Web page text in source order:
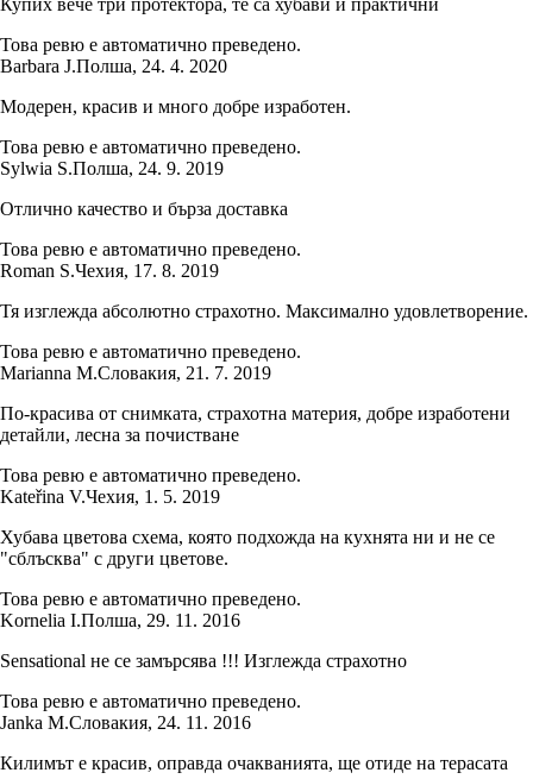
Купих вече три протектора, те са хубави и практични
Това ревю е автоматично преведено.
Barbara J.Полша, 24. 4. 2020
Модерен, красив и много добре изработен.
Това ревю е автоматично преведено.
Sylwia S.Полша, 24. 9. 2019
Отлично качество и бърза доставка
Това ревю е автоматично преведено.
Roman S.Чехия, 17. 8. 2019
Тя изглежда абсолютно страхотно. Максимално удовлетворение.
Това ревю е автоматично преведено.
Marianna M.Словакия, 21. 7. 2019
По-красива от снимката, страхотна материя, добре изработени
детайли, лесна за почистване
Това ревю е автоматично преведено.
Kateřina V.Чехия, 1. 5. 2019
Хубава цветова схема, която подхожда на кухнята ни и не се
"сблъсква" с други цветове.
Това ревю е автоматично преведено.
Kornelia I.Полша, 29. 11. 2016
Sensational не се замърсява !!! Изглежда страхотно
Това ревю е автоматично преведено.
Janka M.Словакия, 24. 11. 2016
Килимът е красив, оправда очакванията, ще отиде на терасата